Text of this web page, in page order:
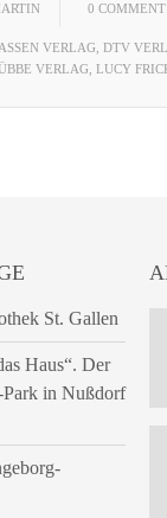
0 COMMENT
VERLAG DTV
VERLAG LUCY
St. Gallen
Haus“. Der
Park in Nußdorf